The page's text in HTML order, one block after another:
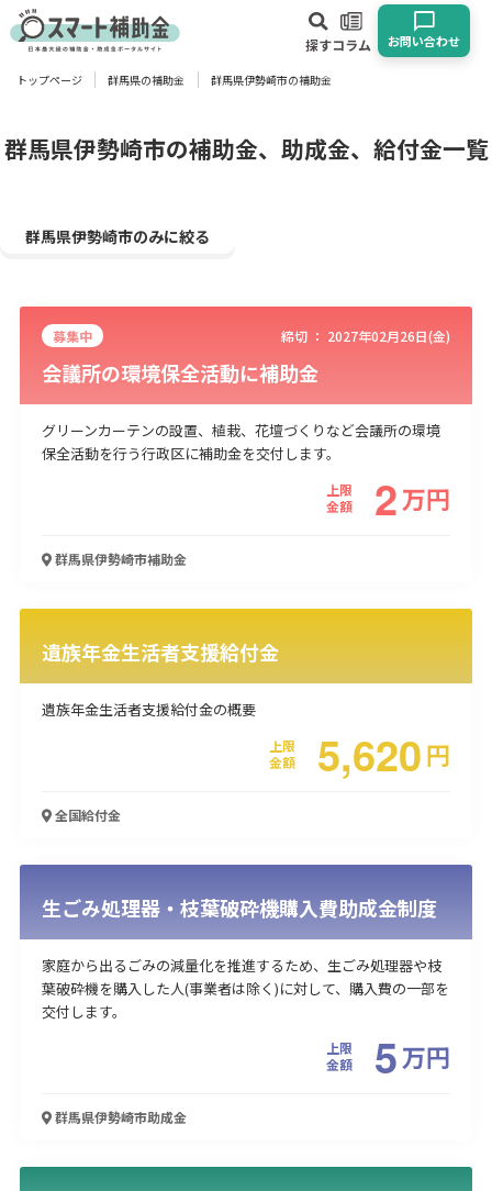
探すコラム お問い合わせ
対象
建設･不動産業
サービス業 医療･福祉 農業･林業
漁業
宿泊･旅館業
その他
経営改善・経営強化
環境・省エネ
テレワーク
受付中のみ
トップページ 群馬県の補助金 群馬県伊勢崎市の補助金
群馬県伊勢崎市の補助金、助成金、給付金一覧
群馬県伊勢崎市のみに絞る
募集中 締切 ： 2027年02月26日(金)
会議所の環境保全活動に補助金
グリーンカーテンの設置、植栽、花壇づくりなど会議所の環境
保全活動を行う行政区に補助金を交付します。
上限
金額
2万円
群馬県伊勢崎市補助金
遺族年金生活者支援給付金
遺族年金生活者支援給付金の概要
上限
金額
5,620円
全国給付金
生ごみ処理器・枝葉破砕機購入費助成金制度
家庭から出るごみの減量化を推進するため、生ごみ処理器や枝
葉破砕機を購入した人(事業者は除く)に対して、購入費の一部を
交付します。
上限
金額
5万円
群馬県伊勢崎市助成金